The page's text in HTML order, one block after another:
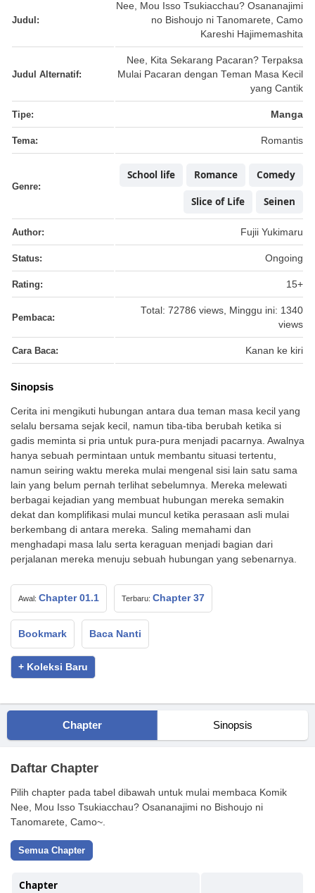
Judul:
Nee, Mou Isso Tsukiacchau? Osananajimi
no Bishoujo ni Tanomarete, Camo
Kareshi Hajimemashita
Judul Alternatif:
Nee, Kita Sekarang Pacaran? Terpaksa
Mulai Pacaran dengan Teman Masa Kecil
yang Cantik
Tipe: Manga
Tema: Romantis
Genre:
Comedy
Romance
School life
Seinen
Slice of Life
Author: Fujii Yukimaru
Status: Ongoing
Rating: 15+
Pembaca:
Total: 72786 views, Minggu ini: 1340
views
Cara Baca: Kanan ke kiri
Sinopsis
Cerita ini mengikuti hubungan antara dua teman masa kecil yang
selalu bersama sejak kecil, namun tiba-tiba berubah ketika si
gadis meminta si pria untuk pura-pura menjadi pacarnya. Awalnya
hanya sebuah permintaan untuk membantu situasi tertentu,
namun seiring waktu mereka mulai mengenal sisi lain satu sama
lain yang belum pernah terlihat sebelumnya. Mereka melewati
berbagai kejadian yang membuat hubungan mereka semakin
dekat dan komplifikasi mulai muncul ketika perasaan asli mulai
berkembang di antara mereka. Saling memahami dan
menghadapi masa lalu serta keraguan menjadi bagian dari
perjalanan mereka menuju sebuah hubungan yang sebenarnya.
Awal: Chapter 01.1 Terbaru: Chapter 37
Bookmark Baca Nanti
+ Koleksi Baru
Chapter Sinopsis
Daftar Chapter
Pilih chapter pada tabel dibawah untuk mulai membaca Komik
Nee, Mou Isso Tsukiacchau? Osananajimi no Bishoujo ni
Tanomarete, Camo~.
Semua Chapter
Chapter